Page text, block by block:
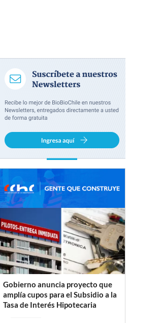
Gobierno anuncia proyecto que
amplía cupos para el Subsidio a la
Tasa de Interés Hipotecaria